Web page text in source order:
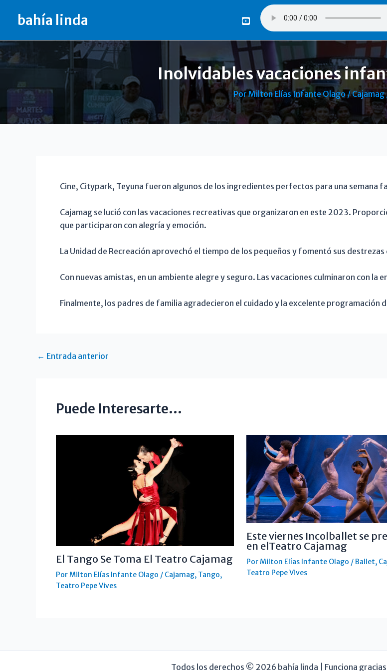
bahía linda
Inolvidables vacaciones
PorMilton Elías Infante Olago/Cajamag
Cine, Citypark, Teyuna fueron algunos de los ingredientes perfectos para una semana
Cajamag se lució con las vacaciones recreativas que organizaron en este 2023.
que participaron con alegría y emoción.
La Unidad de Recreación aprovechó el tiempo de los pequeños y fomentó sus
Con nuevas amistas, en un ambiente alegre y seguro. Las vacaciones culminaron con la
Finalmente, los padres de familia agradecieron el cuidado y la excelente programación
← Entrada anterior
Puede Interesarte...
El Tango Se Toma El Teatro Cajamag
PorMilton Elías Infante Olago / Cajamag, Tango,
Teatro Pepe Vives
Este viernes Incolballet se
en elTeatro Cajamag
PorMilton Elías Infante Olago / Ballet,
Teatro Pepe Vives
Todos los derechos © 2026 bahía linda | Funciona gracias